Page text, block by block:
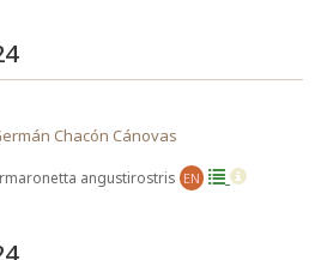
Chacón Cánovas
angustirostris EN